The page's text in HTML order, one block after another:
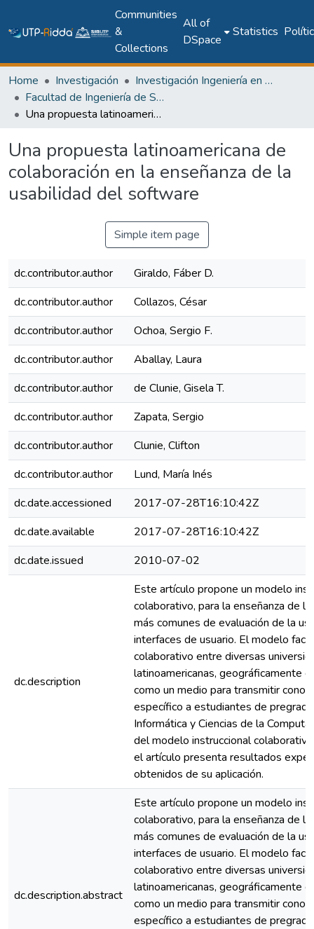
Communities
&
Collections
All of
DSpace
Statistics
Home Investigación
Investigación Ingeniería en computación e informática
Facultad de Ingeniería de Sistemas Computacionales
Una propuesta latinoamericana de colaboración en la enseñanza de la usabilidad del software
Una propuesta latinoamericana de
colaboración en la enseñanza de la
usabilidad del software
Simple item page
dc.contributor.author
Giraldo, Fáber D.
dc.contributor.author
Collazos, César
dc.contributor.author
Ochoa, Sergio F.
dc.contributor.author
Aballay, Laura
dc.contributor.author
de Clunie, Gisela T.
dc.contributor.author
Zapata, Sergio
dc.contributor.author
Clunie, Clifton
dc.contributor.author
Lund, María Inés
dc.date.accessioned
2017-07-28T16:10:42Z
dc.date.available
2017-07-28T16:10:42Z
dc.date.issued
2010-07-02
dc.description
Este artículo propone un modelo
colaborativo, para la enseñanza de
más comunes de evaluación de la
interfaces de usuario. El modelo
colaborativo entre diversas
latinoamericanas, geográficamente
como un medio para transmitir
específico a estudiantes de
Informática y Ciencias de la
del modelo instruccional
el artículo presenta resultados
obtenidos de su aplicación.
dc.description.abstract
Este artículo propone un modelo
colaborativo, para la enseñanza de
más comunes de evaluación de la
interfaces de usuario. El modelo
colaborativo entre diversas
latinoamericanas, geográficamente
como un medio para transmitir
específico a estudiantes de